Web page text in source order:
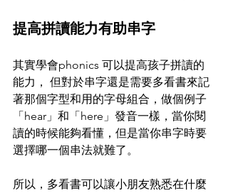
提高拼讀能力有助串字
其實學會phonics 可以提高孩子拼讀的
能力， 但對於串字還是需要多看書來記
著那個字型和用的字母組合，做個例子
「hear」和「here」發音一樣，當你閱
讀的時候能夠看懂，但是當你串字時要
選擇哪一個串法就難了。
所以，多看書可以讓小朋友熟悉在什麼